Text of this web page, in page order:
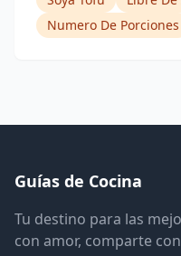
Numero De Porciones
Guías de Cocina
Tu destino para las
con amor, comparte